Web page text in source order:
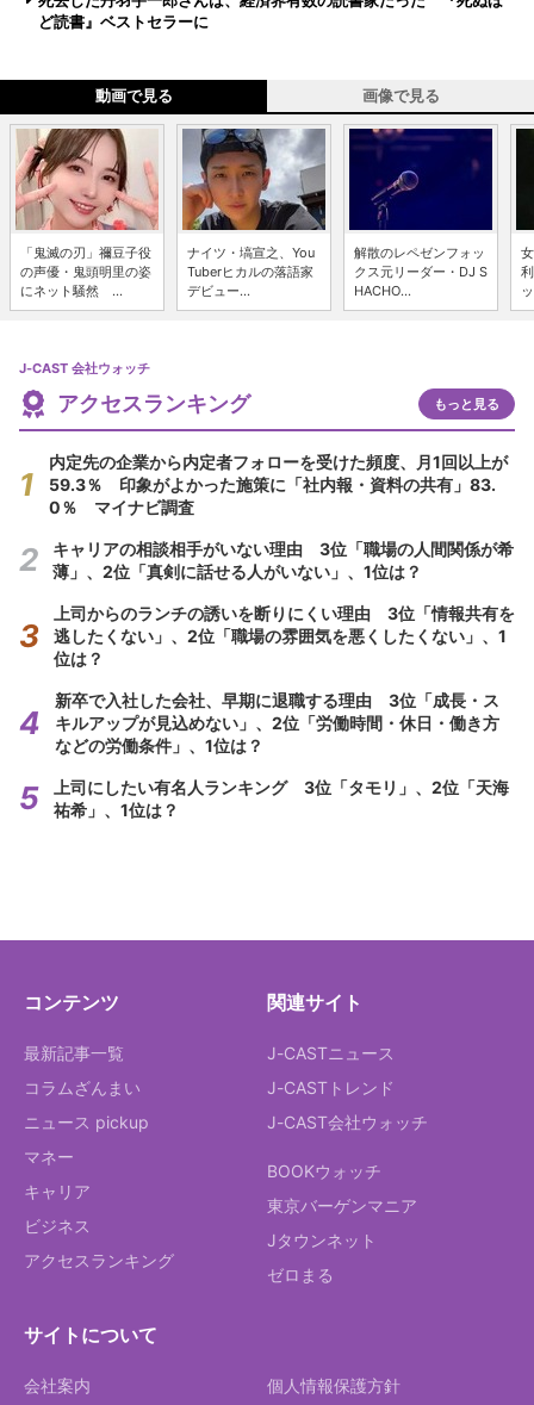
ど読書』ベストセラーに
動画で見る 画像で見る
「鬼滅の刃」禰豆子役
の声優・鬼頭明里の姿
にネット騒然 ...
ナイツ・塙宣之、You
Tuberヒカルの落語家
デビュー...
解散のレペゼンフォッ
クス元リーダー・DJ S
HACHO...
J-CAST 会社ウォッチ
アクセスランキング もっと見る
内定先の企業から内定者フォローを受けた頻度、月1回以上が
59.3％ 印象がよかった施策に「社内報・資料の共有」83.
0％ マイナビ調査
キャリアの相談相手がいない理由 3位「職場の人間関係が希
薄」、2位「真剣に話せる人がいない」、1位は？
上司からのランチの誘いを断りにくい理由 3位「情報共有を
逃したくない」、2位「職場の雰囲気を悪くしたくない」、1
位は？
新卒で入社した会社、早期に退職する理由 3位「成長・ス
キルアップが見込めない」、2位「労働時間・休日・働き方
などの労働条件」、1位は？
上司にしたい有名人ランキング 3位「タモリ」、2位「天海
祐希」、1位は？
コンテンツ
最新記事一覧
コラムざんまい
ニュース pickup
マネー
キャリア
ビジネス
アクセスランキング
関連サイト
J-CASTニュース
J-CASTトレンド
J-CAST会社ウォッチ
BOOKウォッチ
東京バーゲンマニア
Jタウンネット
ゼロまる
サイトについて
会社案内 個人情報保護方針